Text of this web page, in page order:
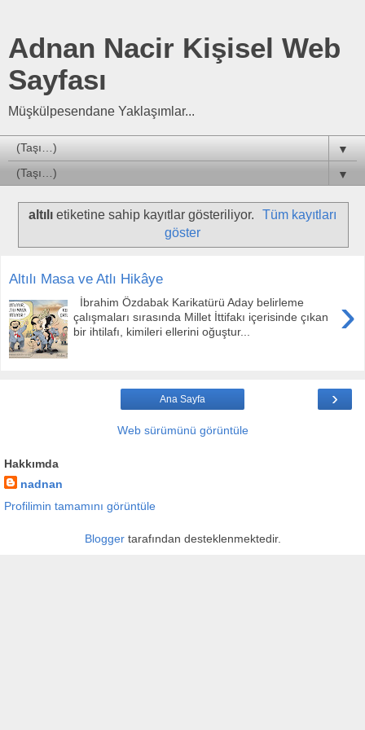
Adnan Nacir Kişisel Web
Sayfası
Müşkülpesendane Yaklaşımlar...
▼
▼
altılıetiketine sahip kayıtlar gösteriliyor.
Tüm kayıtları
göster
Altılı Masa ve Atlı Hikâye
›
İbrahim Özdabak Karikatürü Aday belirleme
çalışmaları sırasında Millet İttifakı içerisinde çıkan
bir ihtilafı, kimileri ellerini oğuştur...
›
Ana Sayfa
Web sürümünü görüntüle
Hakkımda
nadnan
Profilimin tamamını görüntüle
Bloggertarafından desteklenmektedir.